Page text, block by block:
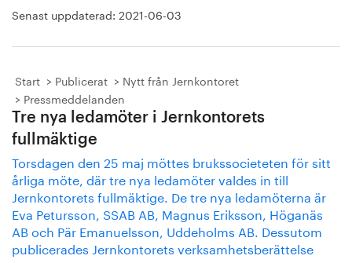
Senast uppdaterad: 2021-06-03
Start Publicerat
Nytt från Jernkontoret
Pressmeddelanden
Tre nya ledamöter i Jernkontorets
fullmäktige
Torsdagen den 25 maj möttes brukssocieteten för sitt
årliga möte, där tre nya ledamöter valdes in till
Jernkontorets fullmäktige. De tre nya ledamöterna är
Eva Petursson, SSAB AB, Magnus Eriksson, Höganäs
AB och Pär Emanuelsson, Uddeholms AB. Dessutom
publicerades Jernkontorets verksamhetsberättelse